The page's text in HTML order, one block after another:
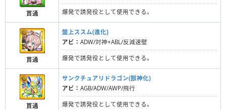
貫通 爆発で誘発役として使用できる。
貫通
盤上ススム(進化)
アビ： ADW/対神+ABL/反減速壁
爆発で誘発役として使用できる。
貫通
サンクチュアリドラゴン(獣神化)
アビ： AGB/ADW/AWP/飛行
爆発で誘発役として使用できる。